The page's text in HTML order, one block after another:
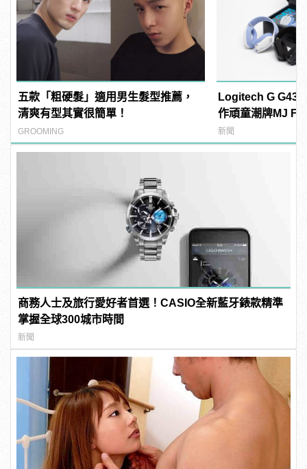
五款「粗硬髮」適用男生髮型推薦，
清爽有型其實很簡單！
GROOMING
Logitech G G435
作頑童潮牌MJ
manfashion這樣
新聞
商務人士及旅行愛好者首選！CASIO全新藍牙錶款精準
掌握全球300城市時間
新聞